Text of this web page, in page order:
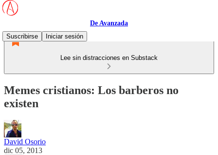
De Avanzada
Suscribirse
Iniciar sesión
Lee sin distracciones en Substack
Memes cristianos: Los barberos no
existen
David Osorio
dic 05, 2013